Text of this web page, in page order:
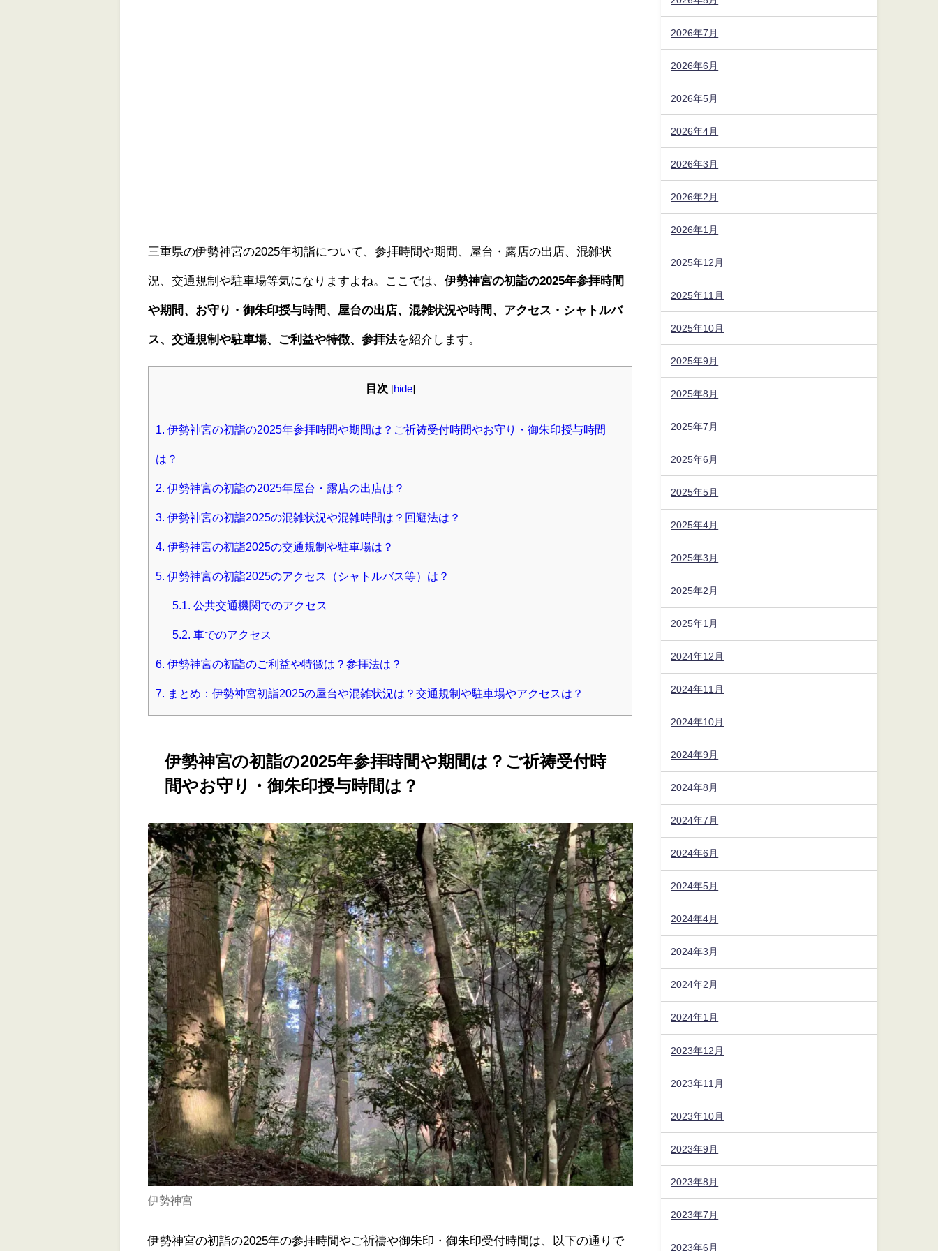
三重県の伊勢神宮の2025年初詣について、参拝時間や期間、屋台・露店の出店、混雑状
況、交通規制や駐車場等気になりますよね。ここでは、伊勢神宮の初詣の2025年参拝時間
や期間、お守り・御朱印授与時間、屋台の出店、混雑状況や時間、アクセス・シャトルバ
ス、交通規制や駐車場、ご利益や特徴、参拝法を紹介します。
目次 hide]
1. 伊勢神宮の初詣の2025年参拝時間や期間は？ご祈祷受付時間やお守り・御朱印授与時間
は？
2. 伊勢神宮の初詣の2025年屋台・露店の出店は？
3. 伊勢神宮の初詣2025の混雑状況や混雑時間は？回避法は？
4. 伊勢神宮の初詣2025の交通規制や駐車場は？
5. 伊勢神宮の初詣2025のアクセス（シャトルバス等）は？
5.1. 公共交通機関でのアクセス
5.2. 車でのアクセス
6. 伊勢神宮の初詣のご利益や特徴は？参拝法は？
7. まとめ：伊勢神宮初詣2025の屋台や混雑状況は？交通規制や駐車場やアクセスは？
伊勢神宮の初詣の2025年参拝時間や期間は？ご祈祷受付時
間やお守り・御朱印授与時間は？
伊勢神宮
伊勢神宮の初詣の2025年の参拝時間やご祈禱や御朱印・御朱印受付時間は、以下の通りで
2026年7月
2026年6月
2026年5月
2026年4月
2026年3月
2026年2月
2026年1月
2025年12月
2025年11月
2025年10月
2025年9月
2025年8月
2025年7月
2025年6月
2025年5月
2025年4月
2025年3月
2025年2月
2025年1月
2024年12月
2024年11月
2024年10月
2024年9月
2024年8月
2024年7月
2024年6月
2024年5月
2024年4月
2024年3月
2024年2月
2024年1月
2023年12月
2023年11月
2023年10月
2023年9月
2023年8月
2023年7月
2023年6月